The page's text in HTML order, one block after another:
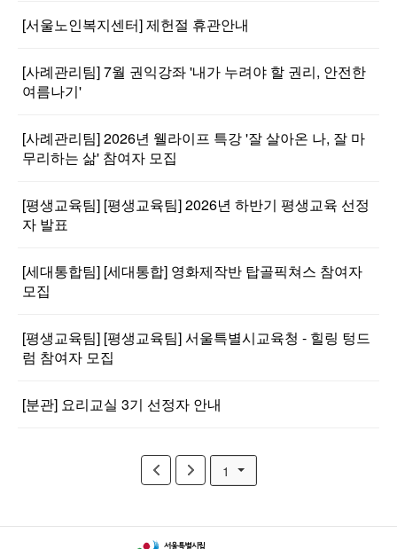
[서울노인복지센터] 제헌절 휴관안내
[사례관리팀] 7월 권익강좌 '내가 누려야 할 권리, 안전한
여름나기'
[사례관리팀] 2026년 웰라이프 특강 '잘 살아온 나, 잘 마
무리하는 삶' 참여자 모집
[평생교육팀] [평생교육팀] 2026년 하반기 평생교육 선정
자 발표
[세대통합팀] [세대통합] 영화제작반 탑골픽쳐스 참여자
모집
[평생교육팀] [평생교육팀] 서울특별시교육청 - 힐링 텅드
럼 참여자 모집
[분관] 요리교실 3기 선정자 안내
1